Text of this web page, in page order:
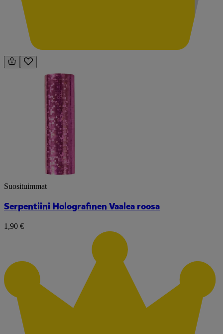
Suosituimmat
Serpentiini Holografinen Vaalea roosa
1,90 €